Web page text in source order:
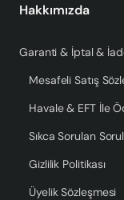
Hakkımızda
Garanti & İptal &
Mesafeli Satış
Havale & EFT İle
Sıkca Sorulan
Gizlilik Politikası
Üyelik Sözleşmesi